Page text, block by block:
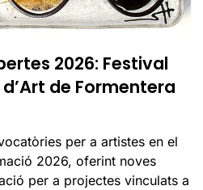
2026: Festival
de Formentera
per a artistes en el
2026, oferint noves
per a projectes vinculats a